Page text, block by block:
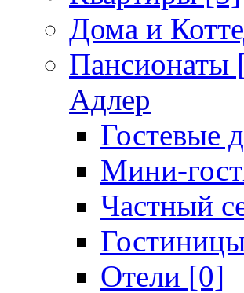
Дома и
Пансионаты
Адлер
Гостевые
Мини-
Частный
Отели [0]